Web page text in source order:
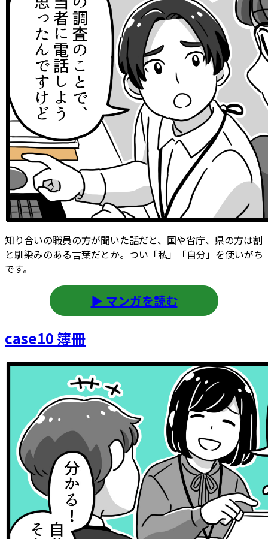
知り合いの職員の方が聞いた話だと、国や省庁、県の方は割
と馴染みのある言葉だとか。つい「私」「自分」を使いがち
です。
▶ マンガを読む
case10 簿冊